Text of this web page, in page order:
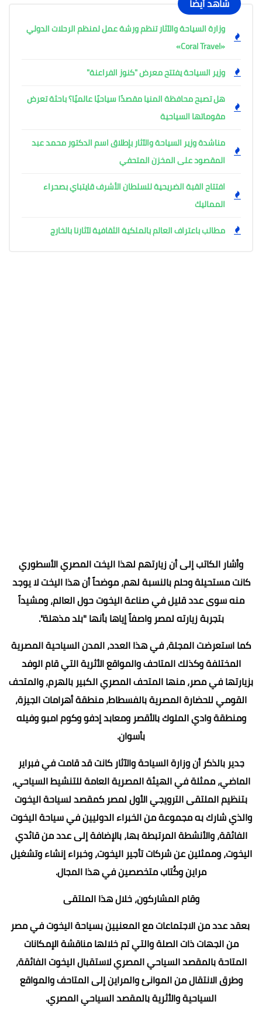
شاهد أيضًا
وزارة السياحة والآثار تنظم ورشة عمل لمنظم الرحلات الدولي
«Coral Travel»
وزير السياحة يفتتح معرض "كنوز الفراعنة"
هل تصبح محافظة المنيا مقصدًا سياحيًا عالميًا؟ باحثة تعرض
مقوماتها السياحية
مناشدة وزير السياحة والآثار بإطلاق اسم الدكتور محمد عبد
المقصود على المخزن المتحفي
افتتاح القبة الضريحية للسلطان الأشرف قايتباي بصحراء
المماليك
مطالب باعتراف العالم بالملكية الثقافية لآثارنا بالخارج
وأشار الكاتب إلى أن زيارتهم لهذا اليخت المصري الأسطوري
كانت مستحيلة وحلم بالنسبة لهم، موضحاً أن هذا اليخت لا يوجد
منه سوى عدد قليل في صناعة اليخوت حول العالم، ومشيداً
بتجربة زيارته لمصر واصفاً إياها بأنها "بلد مذهلة".
كما استعرضت المجلة، في هذا العدد، المدن السياحية المصرية
المختلفة وكذلك المتاحف والمواقع الأثرية التي قام الوفد
بزيارتها في مصر، منها المتحف المصري الكبير بالهرم، والمتحف
القومي للحضارة المصرية بالفسطاط، منطقة أهرامات الجيزة،
ومنطقة وادي الملوك بالأقصر ومعابد إدفو وكوم امبو وفيله
بأسوان.
جدير بالذكر أن وزارة السياحة والآثار كانت قد قامت في فبراير
الماضي، ممثلة في الهيئة المصرية العامة للتنشيط السياحي،
بتنظيم الملتقى الترويجي الأول لمصر كمقصد لسياحة اليخوت
والذي شارك به مجموعة من الخبراء الدوليين في سياحة اليخوت
الفائقة، والأنشطة المرتبطة بها، بالإضافة إلى عدد من قائدي
اليخوت، وممثلين عن شركات تأجير اليخوت، وخبراء إنشاء وتشغيل
مراين وكُتاب متخصصين في هذا المجال.
وقام المشاركون، خلال هذا الملتقى
بعقد عدد من الاجتماعات مع المعنيين بسياحة اليخوت في مصر
من الجهات ذات الصلة والتي تم خلالها مناقشة الإمكانات
المتاحة بالمقصد السياحي المصري لاستقبال اليخوت الفائقة،
وطرق الانتقال من الموانئ والمراين إلى المتاحف والمواقع
السياحية والأثرية بالمقصد السياحي المصري.